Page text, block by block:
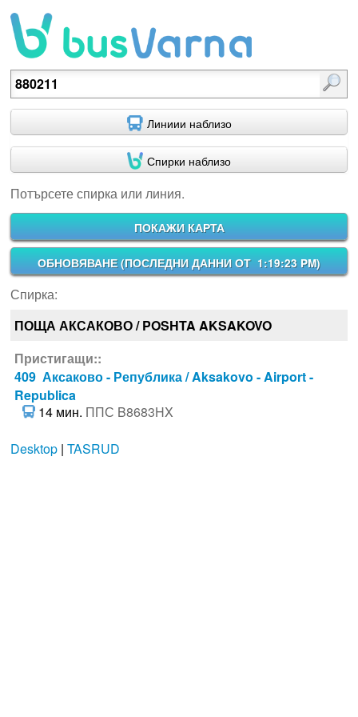
Потърсете спирка или линия.
Линиии наблизо
Спирки наблизо
Потърсете спирка или линия.
ПОКАЖИ КАРТА
ОБНОВЯВАНЕ (ПОСЛЕДНИ ДАННИ ОТ 1:19:23 PM)
Спирка:
ПОЩА АКСАКОВО / POSHTA AKSAKOVO
Пристигащи::
409 Аксаково - Република / Aksakovo - Airport -
Republica
14 мин. ППС B8683HX
Desktop| TASRUD